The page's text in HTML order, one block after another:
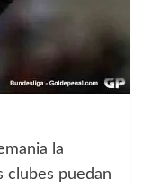
la
clubes puedan